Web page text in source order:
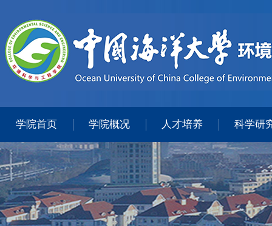
学院首页 学院概况 人才培养 科学研